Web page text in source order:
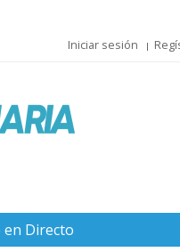
Iniciar sesión
en Directo